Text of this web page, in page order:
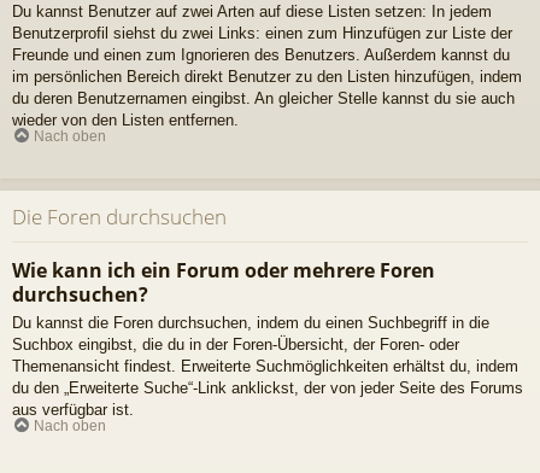
Du kannst Benutzer auf zwei Arten auf diese Listen setzen: In jedem
Benutzerprofil siehst du zwei Links: einen zum Hinzufügen zur Liste der
Freunde und einen zum Ignorieren des Benutzers. Außerdem kannst du
im persönlichen Bereich direkt Benutzer zu den Listen hinzufügen, indem
du deren Benutzernamen eingibst. An gleicher Stelle kannst du sie auch
wieder von den Listen entfernen.
Nach oben
Die Foren durchsuchen
Wie kann ich ein Forum oder mehrere Foren
durchsuchen?
Du kannst die Foren durchsuchen, indem du einen Suchbegriff in die
Suchbox eingibst, die du in der Foren-Übersicht, der Foren- oder
Themenansicht findest. Erweiterte Suchmöglichkeiten erhältst du, indem
du den „Erweiterte Suche“-Link anklickst, der von jeder Seite des Forums
aus verfügbar ist.
Nach oben